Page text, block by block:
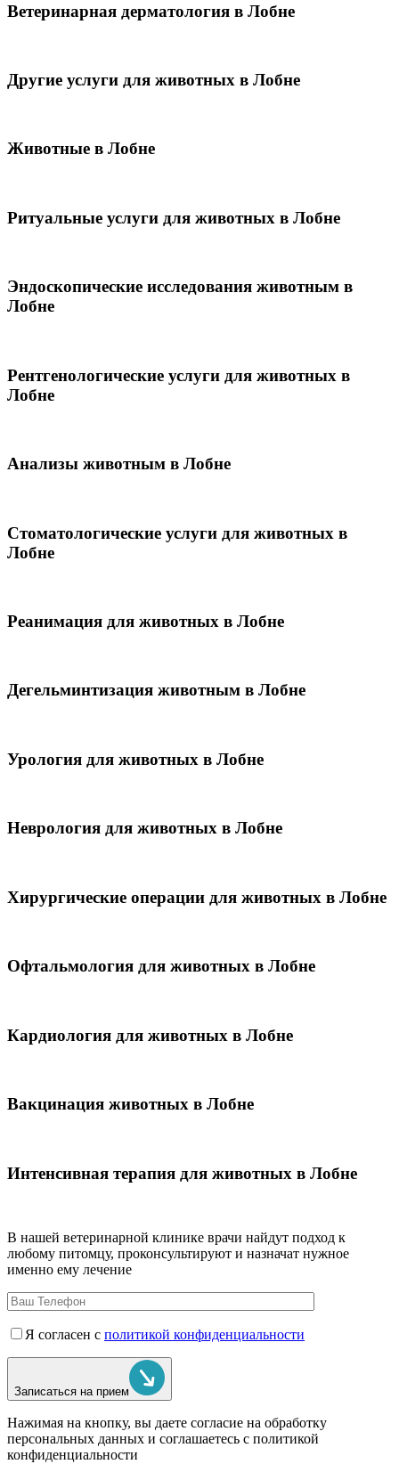
Ветеринарная дерматология в Лобне
Другие услуги для животных в Лобне
Животные в Лобне
Ритуальные услуги для животных в Лобне
Эндоскопические исследования животным в
Лобне
Рентгенологические услуги для животных в
Лобне
Анализы животным в Лобне
Стоматологические услуги для животных в
Лобне
Реанимация для животных в Лобне
Дегельминтизация животным в Лобне
Урология для животных в Лобне
Неврология для животных в Лобне
Хирургические операции для животных в Лобне
Офтальмология для животных в Лобне
Кардиология для животных в Лобне
Вакцинация животных в Лобне
Интенсивная терапия для животных в Лобне
В нашей ветеринарной клинике врачи найдут подход к
любому питомцу, проконсультируют и назначат нужное
именно ему лечение
Я согласен с политикой конфиденциальности
Записаться на прием
Нажимая на кнопку, вы даете согласие на обработку
персональных данных и соглашаетесь c политикой
конфиденциальности